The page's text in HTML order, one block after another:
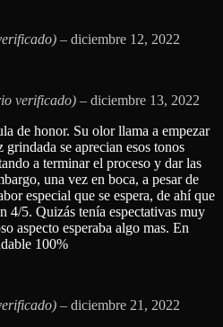
– diciembre 12, 2022
verificado) – diciembre 13, 2022
de honor. Su olor llama a empezar
se aprecian esos tonos
a terminar el proceso y dar las
una vez en boca, a pesar de
especial que se espera, de ahí que
4/5. Quizás tenía espectativas muy
aspecto esperaba algo mas. En
100%
– diciembre 21, 2022